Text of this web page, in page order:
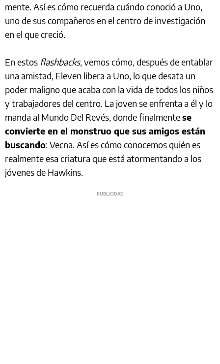
mente. Así es cómo recuerda cuándo conoció a Uno,
uno de sus compañeros en el centro de investigación
en el que creció.
En estos flashbacks, vemos cómo, después de entablar
una amistad, Eleven libera a Uno, lo que desata un
poder maligno que acaba con la vida de todos los niños
y trabajadores del centro. La joven se enfrenta a él y lo
manda al Mundo Del Revés, donde finalmentese
convierte en el monstruo que sus amigos están
buscando: Vecna. Así es cómo conocemos quién es
realmente esa criatura que está atormentando a los
jóvenes de Hawkins.